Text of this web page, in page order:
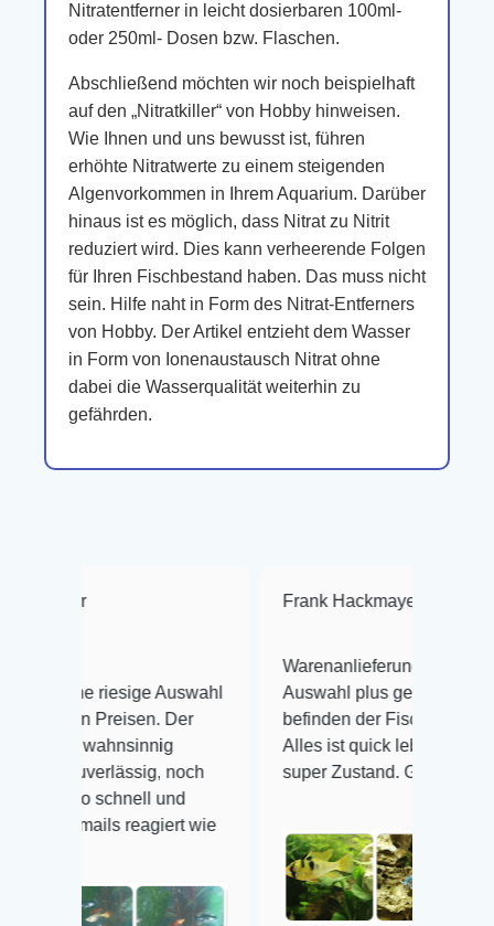
Nitratentferner in leicht dosierbaren 100ml-
oder 250ml- Dosen bzw. Flaschen.
Abschließend möchten wir noch beispielhaft
auf den „Nitratkiller“ von Hobby hinweisen.
Wie Ihnen und uns bewusst ist, führen
erhöhte Nitratwerte zu einem steigenden
Algenvorkommen in Ihrem Aquarium. Darüber
hinaus ist es möglich, dass Nitrat zu Nitrit
reduziert wird. Dies kann verheerende Folgen
für Ihren Fischbestand haben. Das muss nicht
sein. Hilfe naht in Form des Nitrat-Entferners
von Hobby. Der Artikel entzieht dem Wasser
in Form von Ionenaustausch Nitrat ohne
dabei die Wasserqualität weiterhin zu
gefährden.
Auswahl
Der
noch
und
reagiert wie
Frank Hackmayer ★★★★
Warenanlieferung Top und die
Auswahl plus gesundheitliches
befinden der Fische einwandfrei.
Alles ist quick lebendig und im
super Zustand. Gerne wieder 😃